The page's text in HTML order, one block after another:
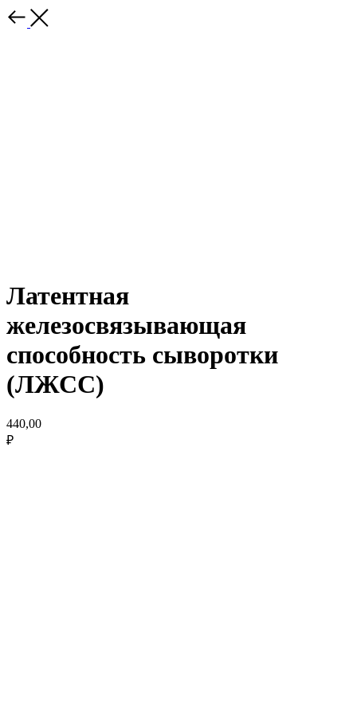
Латентная
железосвязывающая
способность сыворотки
(ЛЖСС)
440,00
₽